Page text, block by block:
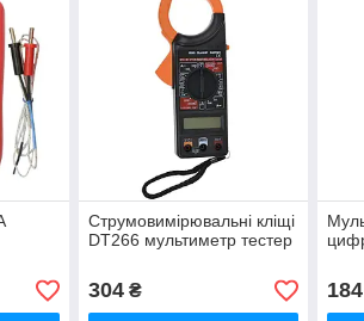
Струмовимірювальні кліщі
DT266 мультиметр тестер
304₴ 184